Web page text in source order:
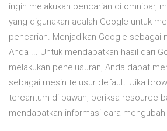
ingin melakukan pencarian di omnibar,
yang digunakan adalah Google untuk
pencarian. Menjadikan Google sebagai
Anda ... Untuk mendapatkan hasil dari
melakukan penelusuran, Anda dapat
sebagai mesin telusur default. Jika
tercantum di bawah, periksa resource
mendapatkan informasi cara